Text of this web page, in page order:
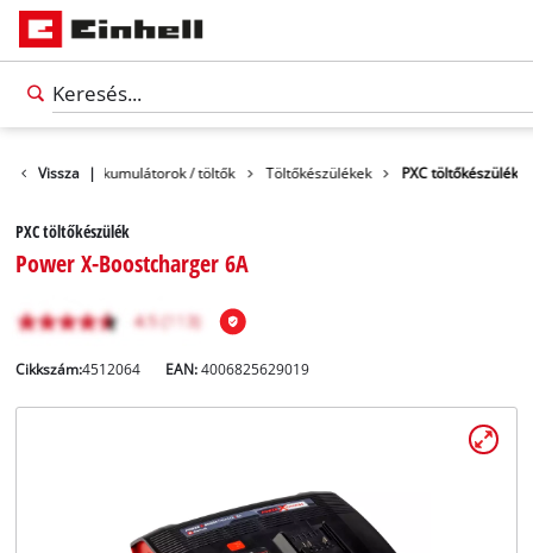
Vissza |Akkumulátorok / töltők Töltőkészülékek PXC töltőkészülék
PXC töltőkészülék
Power X-Boostcharger 6A
Cikkszám:4512064 EAN:4006825629019